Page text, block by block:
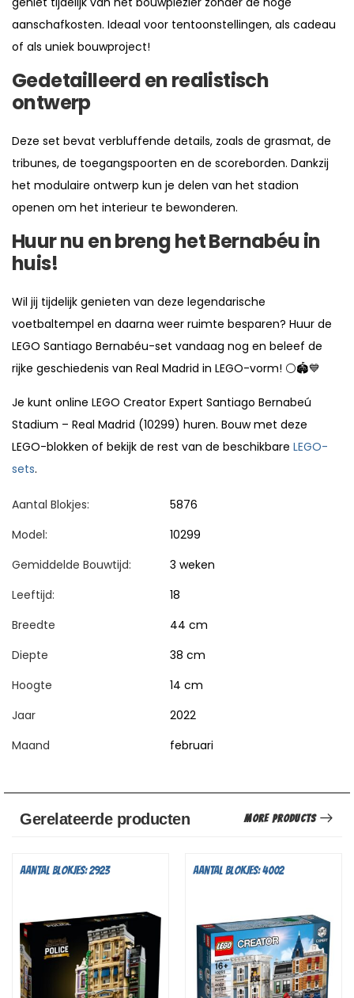
aanschafkosten. Ideaal voor tentoonstellingen, als cadeau
of als uniek bouwproject!
Gedetailleerd en realistisch
ontwerp
Deze set bevat verbluffende details, zoals de grasmat, de
tribunes, de toegangspoorten en de scoreborden. Dankzij
het modulaire ontwerp kun je delen van het stadion
openen om het interieur te bewonderen.
Huur nu en breng het Bernabéu in
huis!
Wil jij tijdelijk genieten van deze legendarische
voetbaltempel en daarna weer ruimte besparen? Huur de
LEGO Santiago Bernabéu-set vandaag nog en beleef de
rijke geschiedenis van Real Madrid in LEGO-vorm! ⚪🏟️💙
Je kunt online LEGO Creator Expert Santiago Bernabeú
Stadium – Real Madrid (10299) huren. Bouw met deze
LEGO-blokken of bekijk de rest van de beschikbare LEGO-
sets.
Aantal Blokjes:
5876
Model:
10299
Gemiddelde Bouwtijd:
3 weken
Leeftijd:
18
Breedte
44 cm
Diepte
38 cm
Hoogte
14 cm
Jaar
2022
Maand
februari
Gerelateerde producten More Products
Aantal blokjes: 2923 Aantal blokjes: 4002